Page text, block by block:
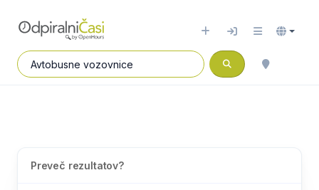
Preveč rezultatov?